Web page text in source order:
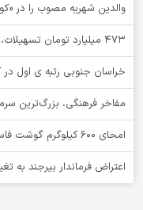
والدین شهریه مصوب را در
۴۷۳ میلیارد تومان تسهیلات، پشتوانه اشتغال مددجویان خراسان‌جنوبی
خراسان جنوبی رتبه ی اول
مفاخر فرهنگی، بزرگ‌ترین
امحای ۶۰۰ کیلوگرم گوشت فاسد در دانشگاه خراسان‌جنوبی
اعتراض فرماندار بیرجند به